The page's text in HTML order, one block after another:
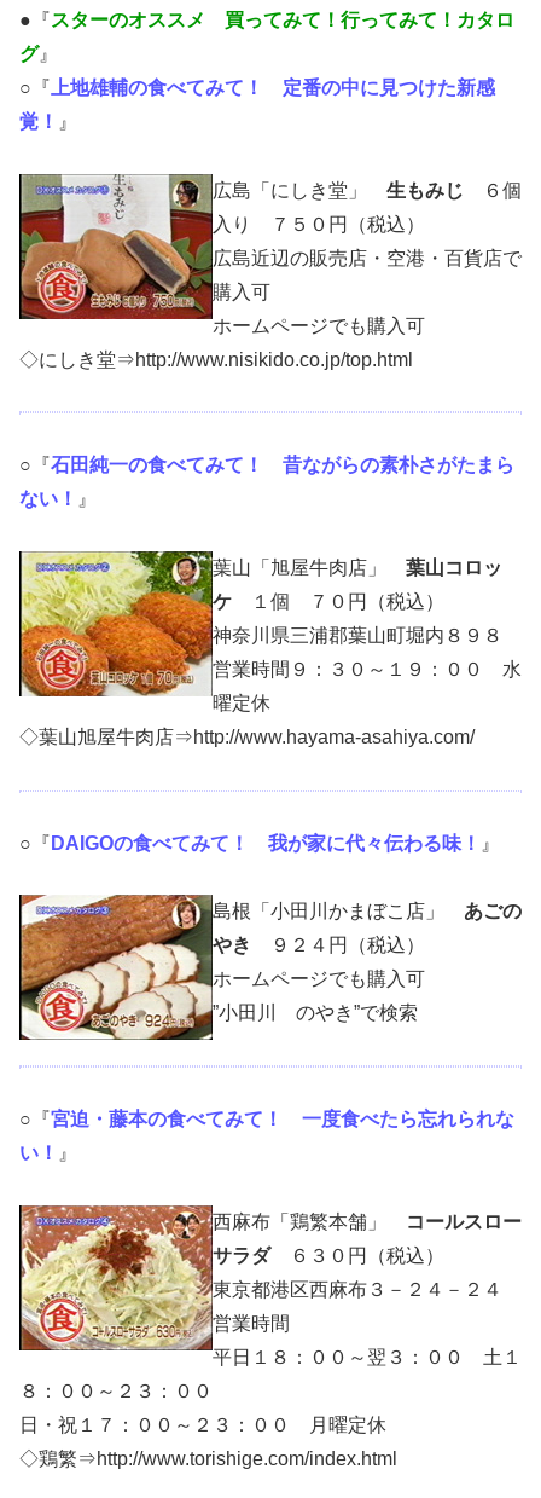
●『スターのオススメ 買ってみて！行ってみて！カタロ
グ』
○『 上地雄輔の食べてみて！ 定番の中に見つけた新感
覚！ 』
広島「にしき堂」 生もみじ ６個
入り ７５０円（税込）
広島近辺の販売店・空港・百貨店で
購入可
ホームページでも購入可
◇にしき堂⇒http://www.nisikido.co.jp/top.html
○『石田純一の食べてみて！ 昔ながらの素朴さがたまら
ない！ 』
葉山「旭屋牛肉店」 葉山コロッ
ケ １個 ７０円（税込）
神奈川県三浦郡葉山町堀内８９８
営業時間９：３０～１９：００ 水
曜定休
◇葉山旭屋牛肉店⇒http://www.hayama-asahiya.com/
○『 DAIGOの食べてみて！ 我が家に代々伝わる味！ 』
島根「小田川かまぼこ店」 あごの
やき
９２４円（税込）
ホームページでも購入可
”小田川 のやき”で検索
○『宮迫・藤本の食べてみて！ 一度食べたら忘れられな
い！ 』
西麻布「鶏繁本舗」
コールスロー
サラダ６３０円（税込）
東京都港区西麻布３－２４－２４
営業時間
平日１８：００～翌３：００ 土１
８：００～２３：００
日・祝１７：００～２３：００ 月曜定休
◇鶏繁⇒http://www.torishige.com/index.html